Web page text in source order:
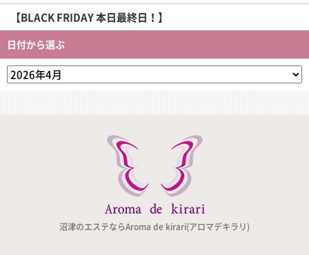
【BLACK FRIDAY 本日最終日！】
日付から選ぶ
沼津のエステならAroma de kirari(アロマデキラリ)